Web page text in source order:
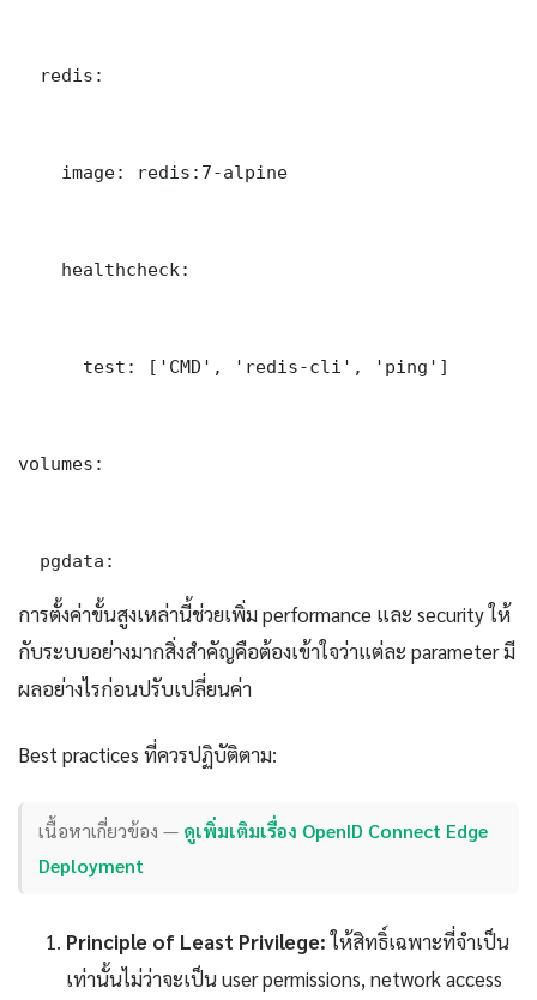
  redis:
    image: redis:7-alpine
    healthcheck:
      test: ['CMD', 'redis-cli', 'ping']
volumes:
  pgdata:
การตั้งค่าขั้นสูงเหล่านี้ช่วยเพิ่ม performance และ security ให้
กับระบบอย่างมากสิ่งสำคัญคือต้องเข้าใจว่าแต่ละ parameter มี
ผลอย่างไรก่อนปรับเปลี่ยนค่า
Best practices ที่ควรปฏิบัติตาม:
เนื้อหาเกี่ยวข้อง — ดูเพิ่มเติมเรื่อง OpenID Connect Edge
Deployment
Principle of Least Privilege:ให้สิทธิ์เฉพาะที่จำเป็น
เท่านั้นไม่ว่าจะเป็น user permissions, network access